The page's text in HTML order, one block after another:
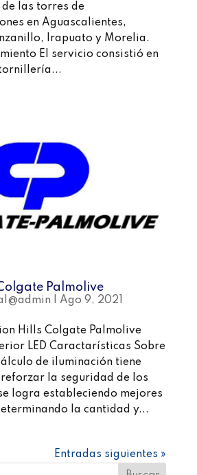
las torres de
en Aguascalientes,
Irapuato y Morelia.
El servicio consistió en
Palmolive
Ago 9, 2021
Hills Colgate Palmolive
LED Caractarísticas Sobre
de iluminación tiene
la seguridad de los
logra estableciendo mejores
la cantidad y...
Entradas siguientes »